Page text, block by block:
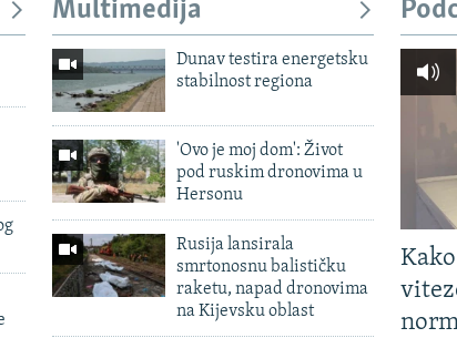
Multimedija
Dunav testira energetsku
stabilnost regiona
'Ovo je moj dom': Život
pod ruskim dronovima u
Hersonu
Rusija lansirala
smrtonosnu balističku
raketu, napad dronovima
na Kijevsku oblast